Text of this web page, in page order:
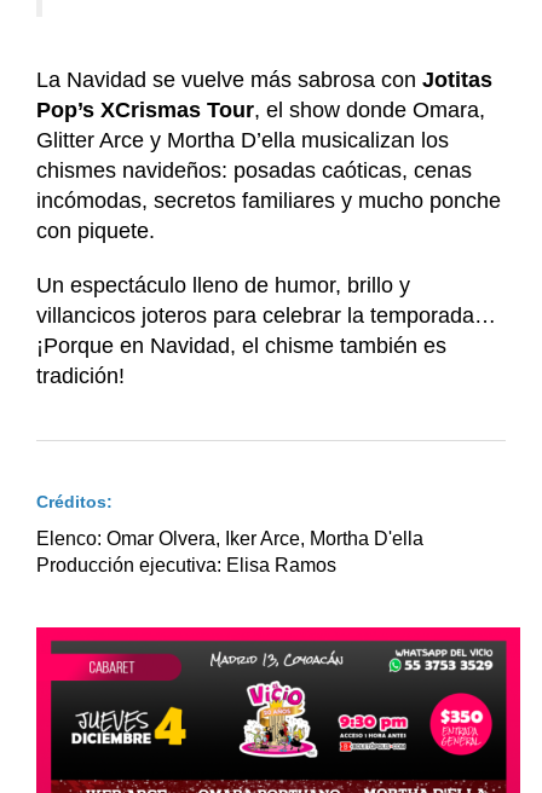
La Navidad se vuelve más sabrosa con Jotitas
Pop’s XCrismas Tour, el show donde Omara,
Glitter Arce y Mortha D’ella musicalizan los
chismes navideños: posadas caóticas, cenas
incómodas, secretos familiares y mucho ponche
con piquete.
Un espectáculo lleno de humor, brillo y
villancicos joteros para celebrar la temporada…
¡Porque en Navidad, el chisme también es
tradición!
Créditos:
Elenco: Omar Olvera, Iker Arce, Mortha D'ella
Producción ejecutiva: Elisa Ramos